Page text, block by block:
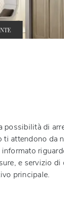
possibilità di
ti attendono da
e servizio
principale.